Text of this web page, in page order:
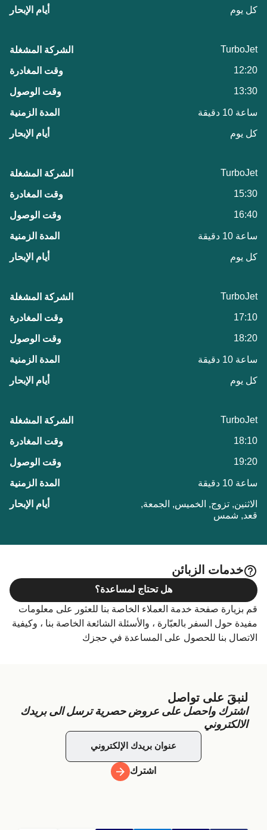
كل يوم
TurboJet
12:20
13:30
ساعة 10 دقيقة
كل يوم
TurboJet
15:30
16:40
ساعة 10 دقيقة
كل يوم
TurboJet
17:10
18:20
ساعة 10 دقيقة
كل يوم
TurboJet
18:10
19:20
ساعة 10 دقيقة
الاثنين, تزوج, الخميس, الجمعة,
قعد, شمس
خدمات الزبائن
قم بزيارة صفحة خدمة العملاء الخاصة بنا للعثور على معلومات
مفيدة حول السفر بالعبّارة ، والأسئلة الشائعة الخاصة بنا ، وكيفية
الاتصال بنا للحصول على المساعدة في حجزك
هل تحتاج لمساعدة؟
لنبقَ على تواصل
اشترك واحصل على عروض حصرية ترسل الى بريدك
الالكتروني
اشترك